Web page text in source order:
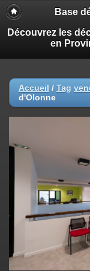
Base
Découvrez les
en
Accueil / Tag
d'Olonne